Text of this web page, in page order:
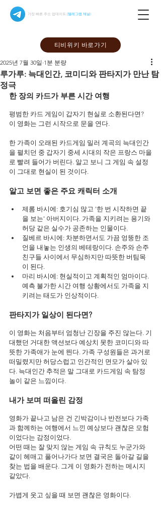
가장 빠른 주소 업데이트 (텔레그램 채널)
티비위키 바로가기
루가루: 늑대인간, 코미디와 판타지가 만난 탐
정극
2025년 7월 30일 1분 분량
한 장의 카드가 부른 시간 여행
평범한 카드 게임이 갑자기 현실로 소환된다면?
이 영화는 그런 시작으로 문을 연다.
한 가족이 오래된 카드게임 밀러 계곡의 늑대인간
을 펼치던 중 갑자기 중세 시대의 작은 프랑스 마을
로 빨려 들어가 버린다. 알고 보니 그 게임 속 설정
이 그대로 현실이 된 것이다.
알고 보면 좋은 주요 캐릭터 소개
제롬 바시에: 호기심 많고 '한 번 시작하면 끝
을 보는' 아버지이다. 가족을 지키려는 용기와
허당 같은 실수가 공존하는 인물이다.
질베르 바시에: 차분하면서도 가끔 엉뚱한 조
언을 내놓는 인생의 베테랑이다. 손주와 손주
친구들 사이에서 무심하지만 따뜻한 버팀목
이 된다.
마리 바시에: 현실적이고 계획적인 엄마이다.
예측 불가한 시간 여행 상황에서도 가족을 지
키려는 태도가 인상적이다.
판타지가 일상이 된다면?
이 영화는 처음부터 엄청난 긴장을 주진 않는다. 기
대했던 거대한 액션보다 예상치 못한 코미디와 따
뜻한 가족애가 눈에 띈다. 가족 구성원들은 과거로
떠밀렸지만 허당스럽고 인간적인 면모가 살아 있
다. 늑대인간 추적은 말 그대로 카드게임 속 탐정
놀이 같은 느낌이다.
내가 보며 떠올린 감정
영화가 끝나고 남은 건 긴박감이나 반전보다 가족
과 함께하는 여행에서 느낀 예상보다 괜찮은 모험
이었다는 감정이었다.
어떤 때는 잘 맞지 않는 게임 속 규칙도 누군가와
같이 헤매고 풀어나가다 보면 결국은 돌아갈 길을
찾는 법을 배운다. 그게 이 영화가 전하는 메시지
같았다.
가볍게 웃고 싶을 때 보면 괜찮은 영화이다.